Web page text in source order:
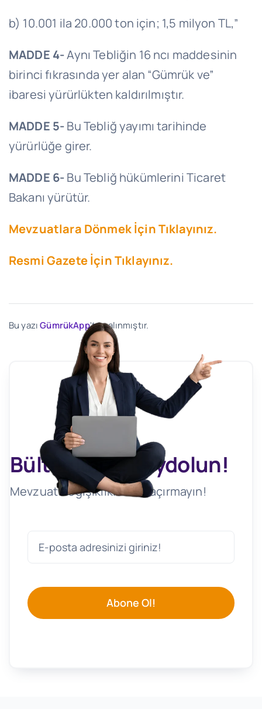
b) 10.001 ila 20.000 ton için; 1,5 milyon TL,”
MADDE 4-Aynı Tebliğin 16 ncı maddesinin
birinci fıkrasında yer alan “Gümrük ve”
ibaresi yürürlükten kaldırılmıştır.
MADDE 5-Bu Tebliğ yayımı tarihinde
yürürlüğe girer.
MADDE 6-Bu Tebliğ hükümlerini Ticaret
Bakanı yürütür.
Mevzuatlara Dönmek İçin Tıklayınız.
Resmi Gazete İçin Tıklayınız.
Bu yazıGümrükApp'ten alınmıştır.
Bültenimize Kaydolun!
Mevzuat Değişikliklerini Kaçırmayın!
Abone Ol!